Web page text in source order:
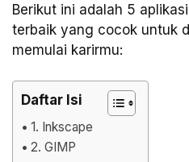
Berikut ini adalah 5
terbaik yang cocok untuk
memulai karirmu:
Daftar Isi
1. Inkscape
2. GIMP